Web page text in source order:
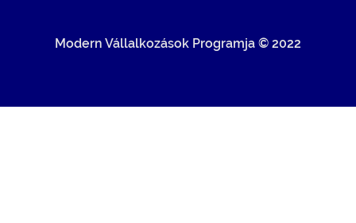
Modern Vállalkozások Programja © 2022